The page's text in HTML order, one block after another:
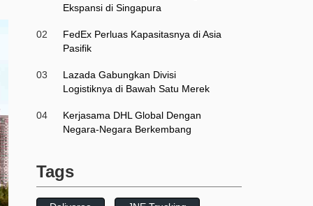
Ekspansi di Singapura
02
FedEx Perluas Kapasitasnya di Asia
Pasifik
03
Lazada Gabungkan Divisi
Logistiknya di Bawah Satu Merek
04
Kerjasama DHL Global Dengan
Negara-Negara Berkembang
Tags